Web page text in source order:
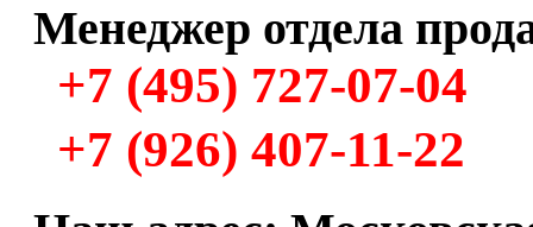
Менеджер отдела
+7 (495) 727-07-04
+7 (926) 407-11-22